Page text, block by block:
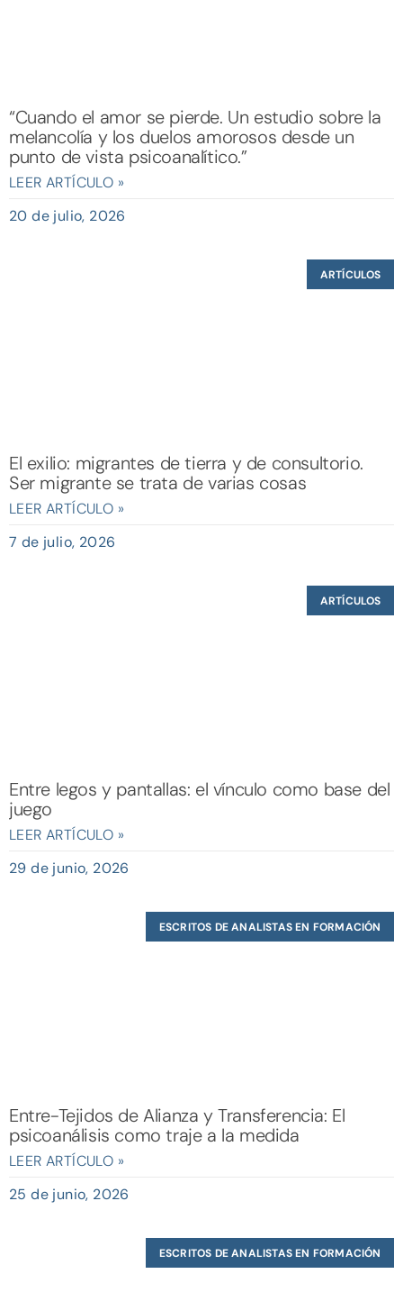
“Cuando el amor se pierde. Un estudio sobre la
melancolía y los duelos amorosos desde un
punto de vista psicoanalítico.”
LEER ARTÍCULO »
20 de julio, 2026
ARTÍCULOS
El exilio: migrantes de tierra y de consultorio.
Ser migrante se trata de varias cosas
LEER ARTÍCULO »
7 de julio, 2026
ARTÍCULOS
Entre legos y pantallas: el vínculo como base del
juego
LEER ARTÍCULO »
29 de junio, 2026
ESCRITOS DE ANALISTAS EN FORMACIÓN
Entre-Tejidos de Alianza y Transferencia: El
psicoanálisis como traje a la medida
LEER ARTÍCULO »
25 de junio, 2026
ESCRITOS DE ANALISTAS EN FORMACIÓN